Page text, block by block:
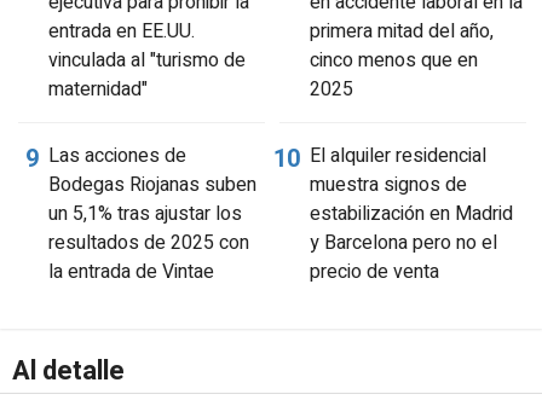
entrada en EE.UU.
vinculada al "turismo de
maternidad"
primera mitad del año,
cinco menos que en
2025
Las acciones de
Bodegas Riojanas suben
un 5,1% tras ajustar los
resultados de 2025 con
la entrada de Vintae
El alquiler residencial
muestra signos de
estabilización en Madrid
y Barcelona pero no el
precio de venta
Al detalle